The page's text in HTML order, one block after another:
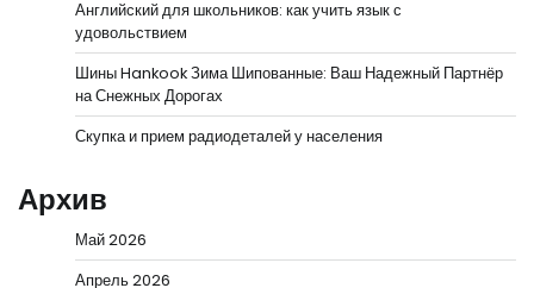
Английский для школьников: как учить язык с
удовольствием
Шины Hankook Зима Шипованные: Ваш Надежный Партнёр
на Снежных Дорогах
Скупка и прием радиодеталей у населения
Архив
Май 2026
Апрель 2026